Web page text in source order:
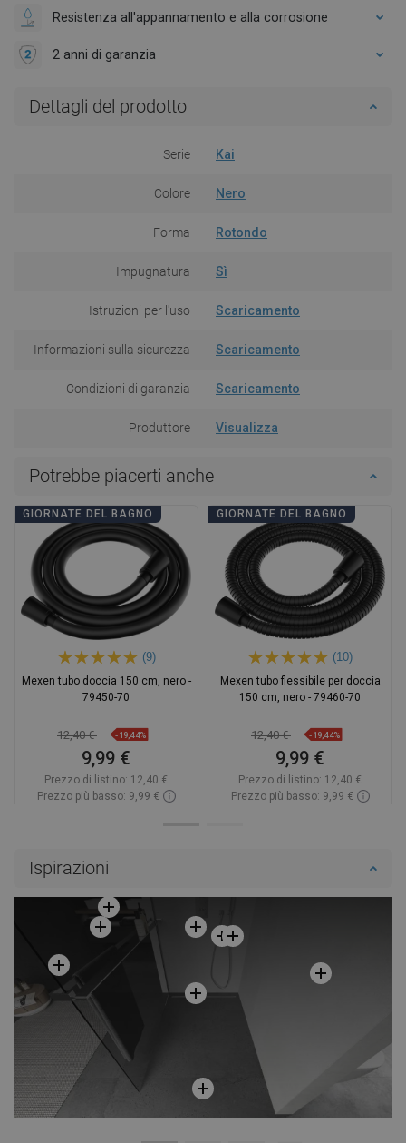
Resistenza all'appannamento e alla corrosione
2 anni di garanzia
Dettagli del prodotto
Serie Kai
Colore Nero
Forma Rotondo
Impugnatura Sì
Istruzioni per l'uso Scaricamento
Informazioni sulla sicurezza Scaricamento
Condizioni di garanzia Scaricamento
Produttore Visualizza
Potrebbe piacerti anche
GIORNATE DEL BAGNO
(9)
Mexen tubo doccia 150 cm, nero -
79450-70
12,40 € -19,44%
9,99 €
Prezzo di listino: 12,40 €
Prezzo più basso: 9,99 €
GIORNATE DEL BAGNO
(10)
Mexen tubo flessibile per doccia
150 cm, nero - 79460-70
12,40 € -19,44%
9,99 €
Prezzo di listino: 12,40 €
Prezzo più basso: 9,99 €
Ispirazioni